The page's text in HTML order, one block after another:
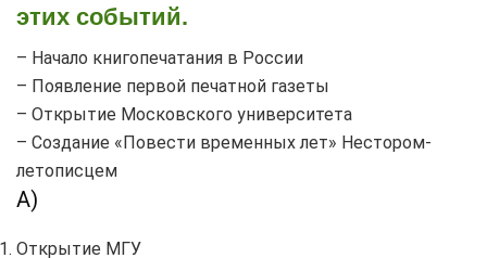
этих событий.
– Начало книгопечатания в России
– Появление первой печатной газеты
– Открытие Московского университета
– Создание «Повести временных лет» Нестором-
летописцем
А)
Открытие МГУ